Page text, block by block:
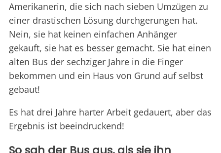
Amerikanerin, die sich nach sieben Umzügen zu
einer drastischen Lösung durchgerungen hat.
Nein, sie hat keinen einfachen Anhänger
gekauft, sie hat es besser gemacht. Sie hat einen
alten Bus der sechziger Jahre in die Finger
bekommen und ein Haus von Grund auf selbst
gebaut!
Es hat drei Jahre harter Arbeit gedauert, aber das
Ergebnis ist beeindruckend!